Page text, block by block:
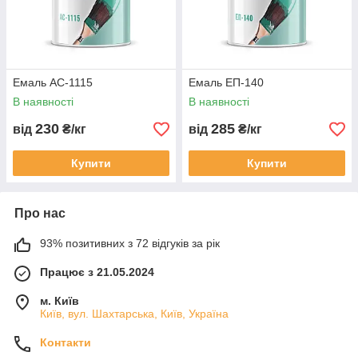
економії палива та загальної ефективності повітряного судна.
Емаль АС-1115
В наявності
від 230 ₴/кг
Купити
Емаль ЕП-140
В наявності
від 285 ₴/кг
Купити
Про нас
93% позитивних з 72 відгуків за рік
Працює з 21.05.2024
м. Київ
Київ, вул. Шахтарська, Київ, Україна
Контакти